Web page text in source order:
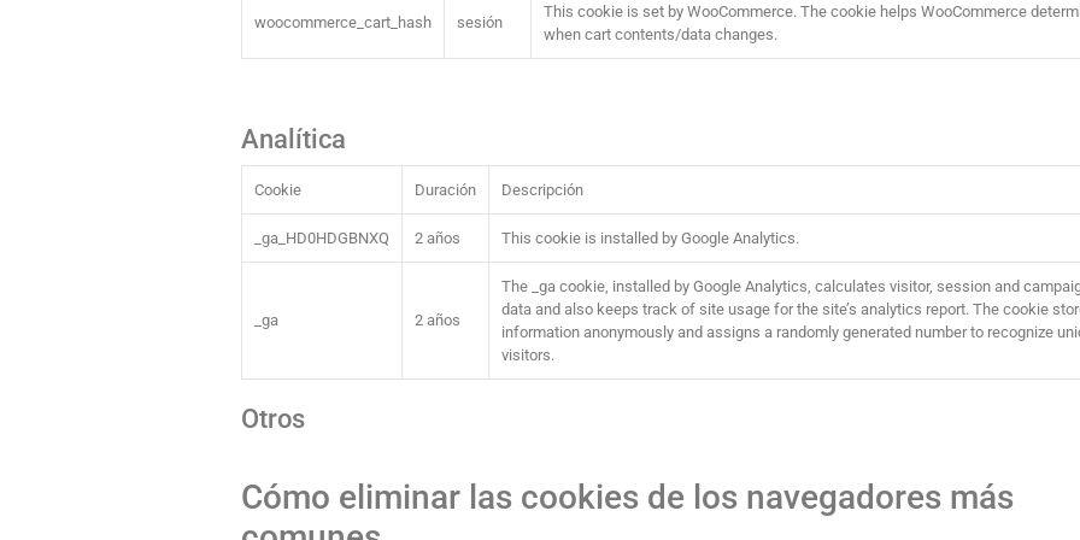
woocommerce_cart_hash sesión
This cookie is set by WooCommerce. The cookie helps WooCommerce
when cart contents/data changes.
Analítica
Cookie Duración Descripción
_ga_HD0HDGBNXQ 2 años This cookie is installed by Google Analytics.
_ga 2 años
The _ga cookie, installed by Google Analytics, calculates visitor, session and
data and also keeps track of site usage for the site’s analytics report. The cookie
information anonymously and assigns a randomly generated number to recognize
visitors.
Otros
Cómo eliminar las cookies de los navegadores más